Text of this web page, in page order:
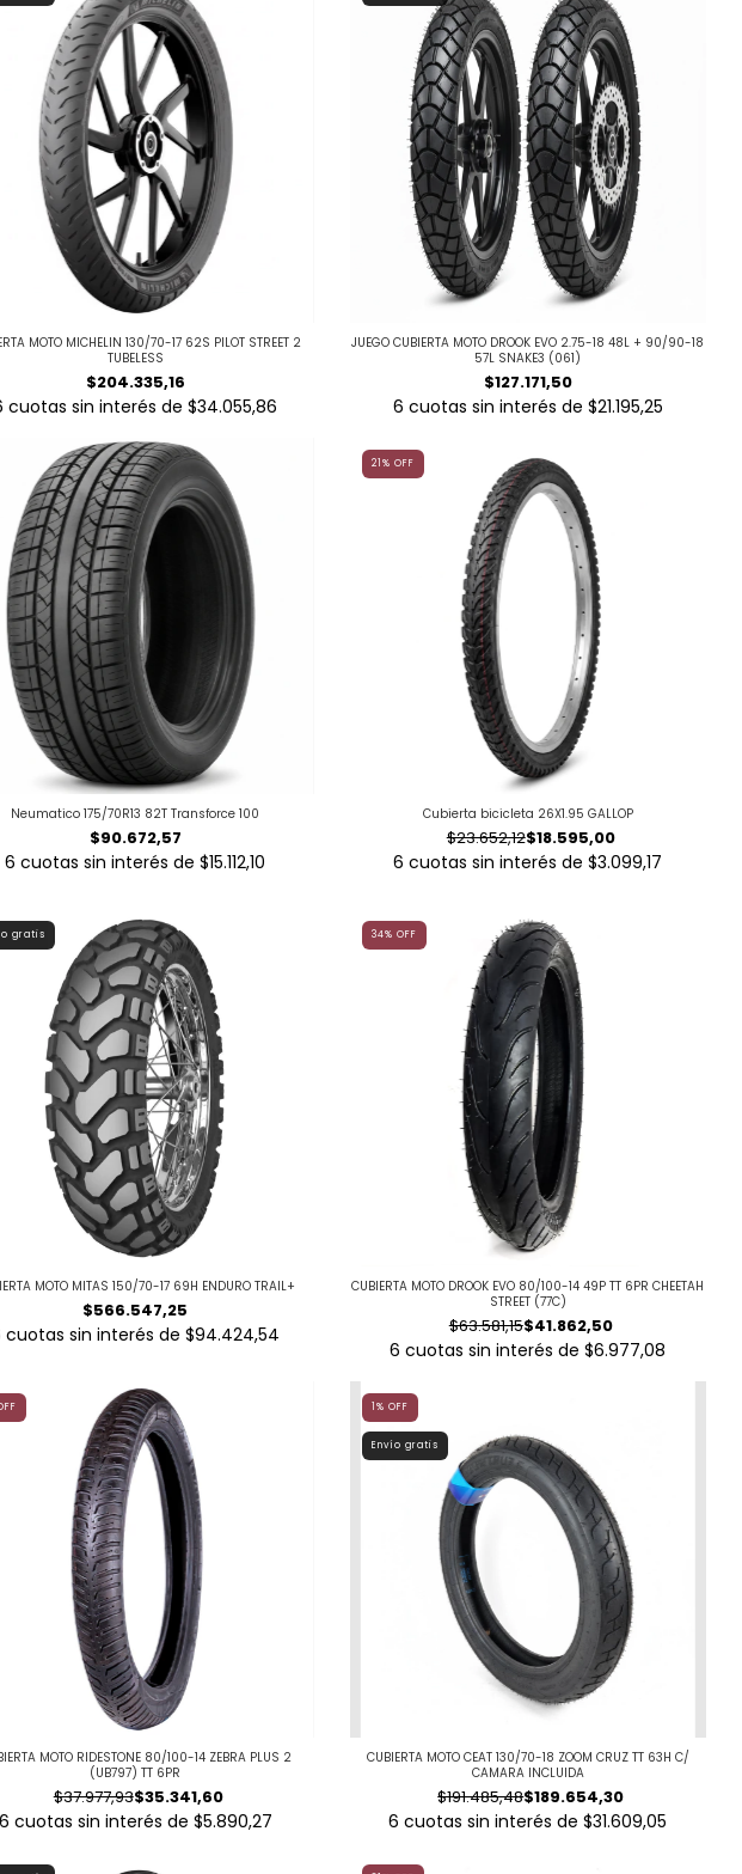
MOTO MICHELIN 130/70-17 62S PILOT STREET 2
TUBELESS
$204.335,16
cuotas sin interés de$34.055,86
JUEGO CUBIERTA MOTO DROOK EVO 2.75-18 48L + 90/90-18
57L SNAKE3 (061)
$127.171,50
6 cuotas sin interés de $21.195,25
Neumatico 175/70R13 82T Transforce 100
$90.672,57
6 cuotas sin interés de$15.112,10
21 % OFF
Cubierta bicicleta 26X1.95 GALLOP
$18.595,00
$23.652,12
6 cuotas sin interés de$3.099,17
gratis
MOTO MITAS 150/70-17 69H ENDURO TRAIL+
$566.547,25
cuotas sin interés de$94.424,54
34% OFF
CUBIERTA MOTO DROOK EVO 80/100-14 49P TT 6PR CHEETAH
STREET (77C)
$41.862,50
$63.581,15
6 cuotas sin interés de$6.977,08
MOTO RIDESTONE 80/100-14 ZEBRA PLUS 2
(UB797) TT 6PR
$35.341,60
$37.977,93
6 cuotas sin interés de $5.890,27
1 % OFF
Envío gratis
CUBIERTA MOTO CEAT 130/70-18 ZOOM CRUZ TT 63H C/
CAMARA INCLUIDA
$189.654,30
$191.485,48
6 cuotas sin interés de$31.609,05